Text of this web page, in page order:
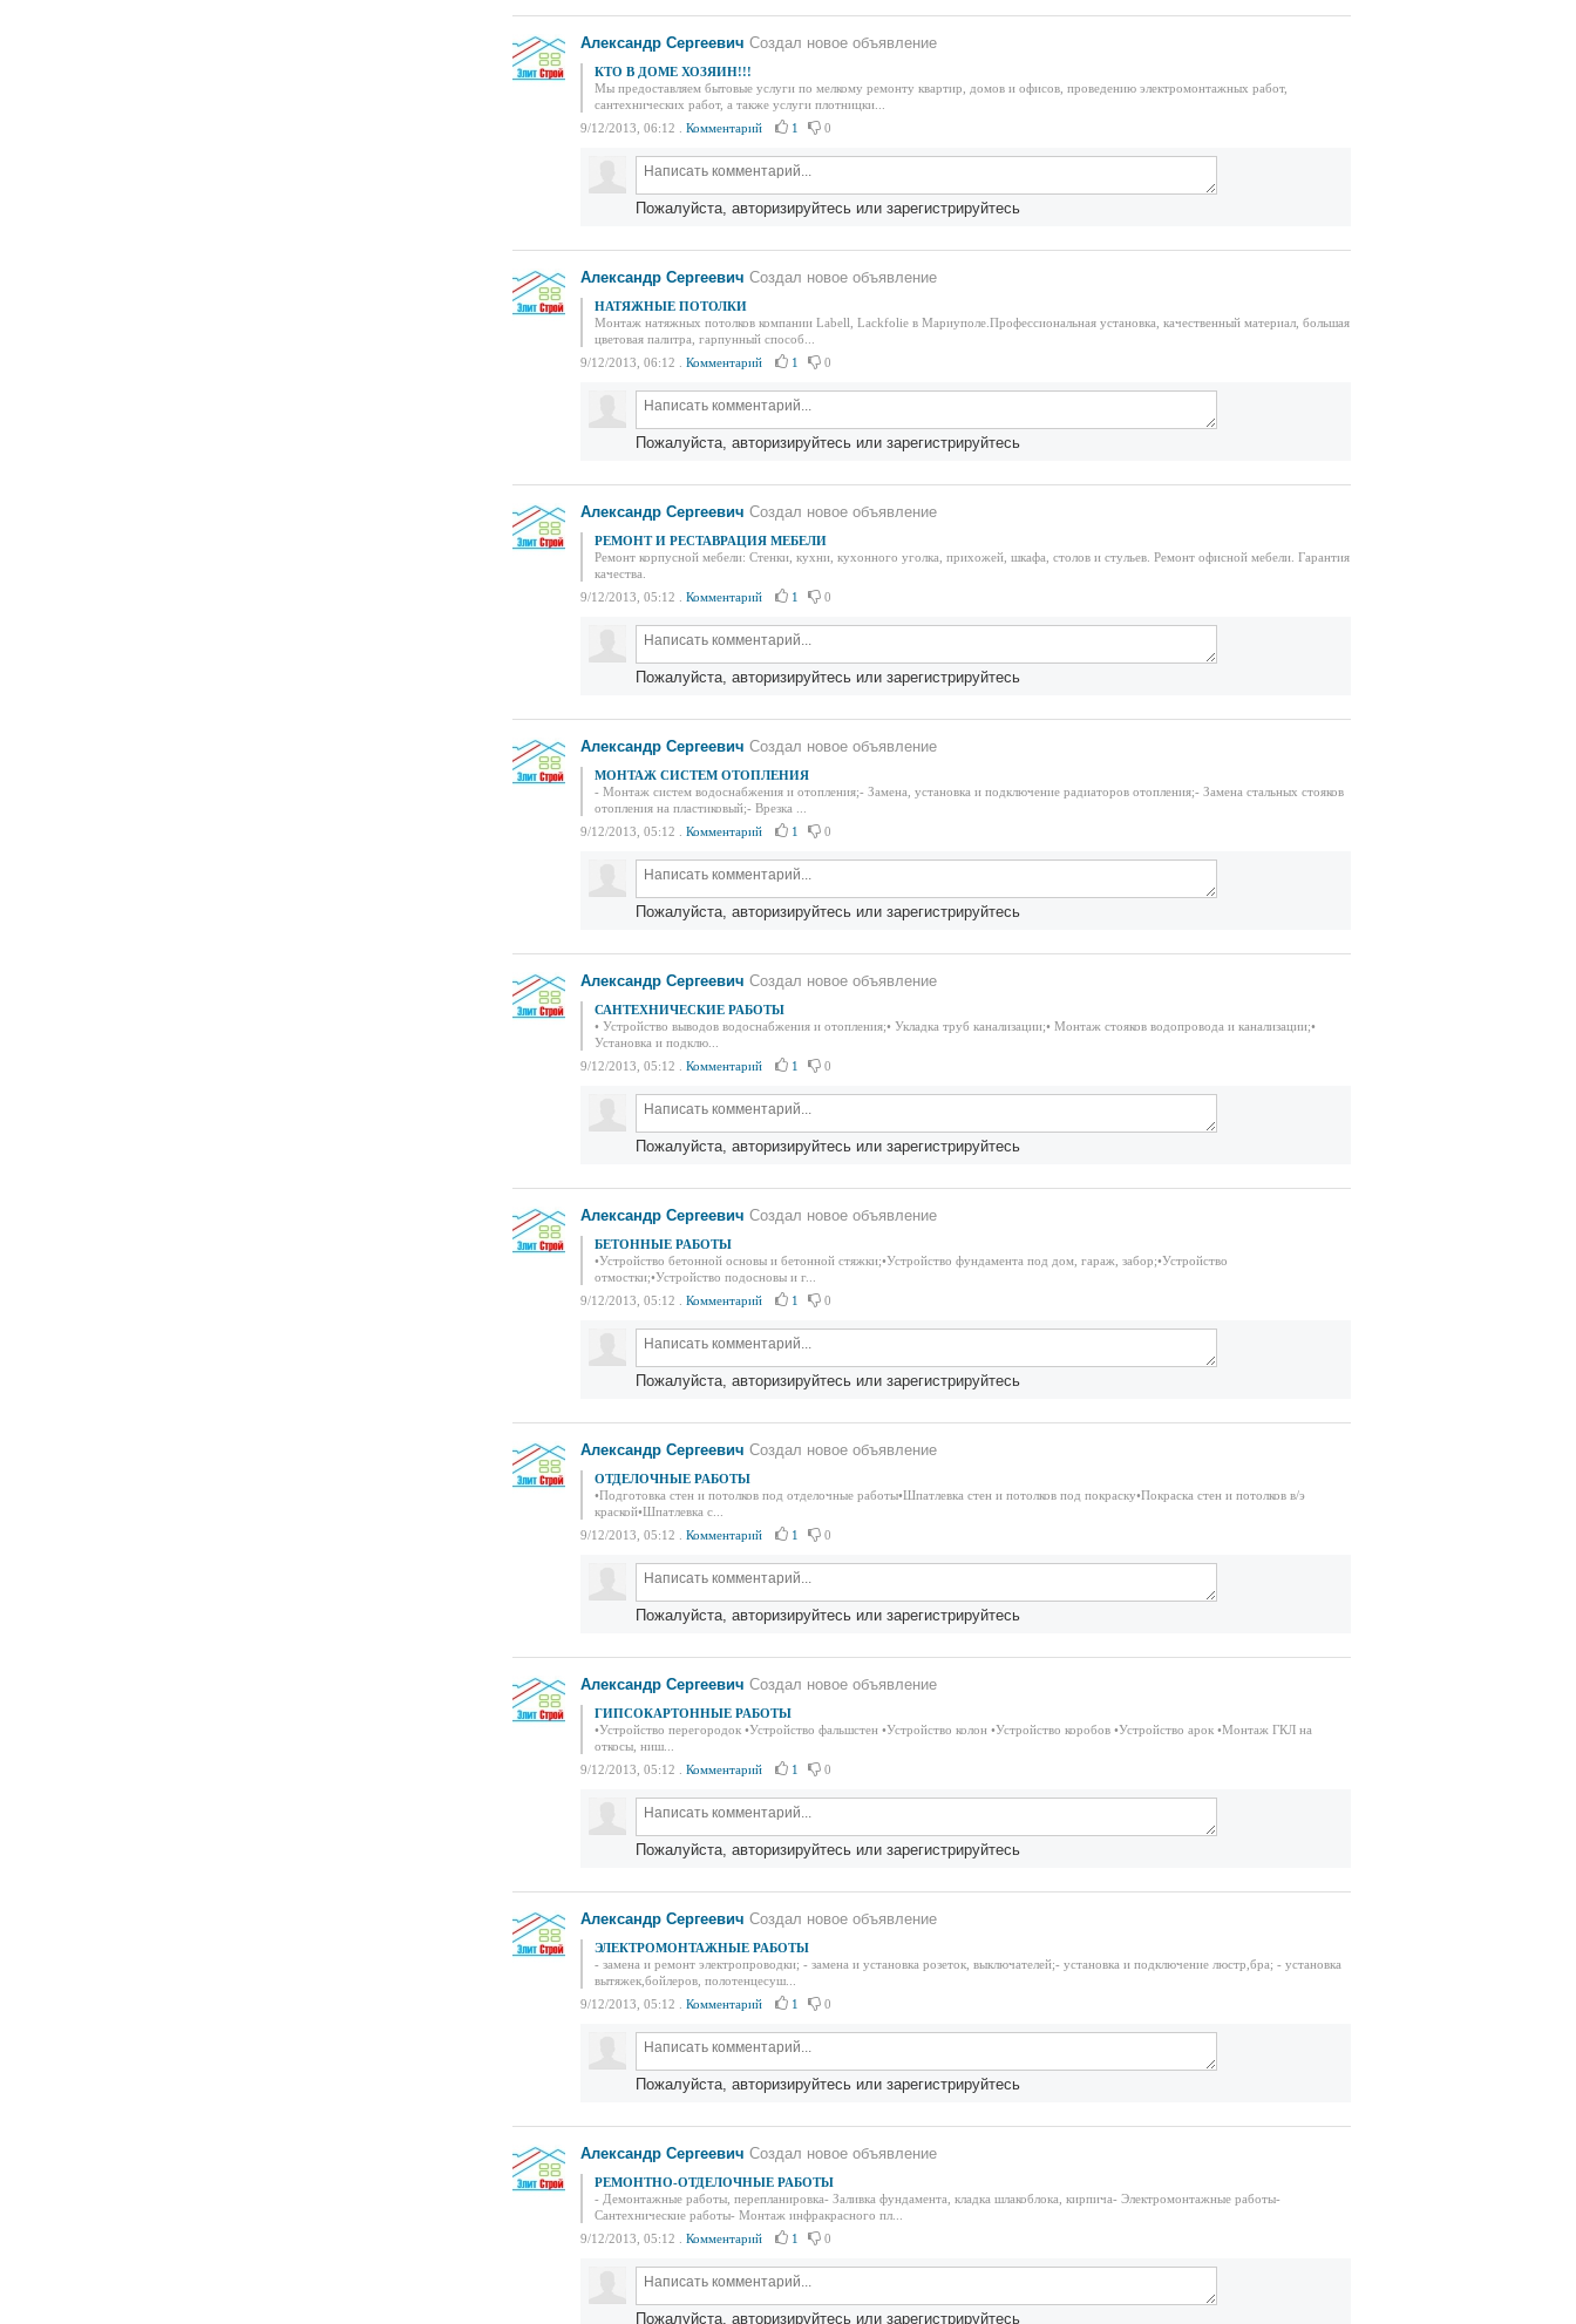
Александр Сергеевич Создал новое объявление
КТО В ДОМЕ ХОЗЯИН!!!
Мы предоставляем бытовые услуги по мелкому ремонту квартир, домов и офисов, проведению электромонтажных работ,
сантехнических работ, а также услуги плотницки...
9/12/2013, 06:12
Комментарий 1 0
Пожалуйста, авторизируйтесь или зарегистрируйтесь
Александр Сергеевич Создал новое объявление
НАТЯЖНЫЕ ПОТОЛКИ
Монтаж натяжных потолков компании Labell, Lackfoliе в Мариуполе.Профессиональная установка, качественный материал, большая
цветовая палитра, гарпунный способ...
9/12/2013, 06:12
Комментарий 1 0
Пожалуйста, авторизируйтесь или зарегистрируйтесь
Александр Сергеевич Создал новое объявление
РЕМОНТ И РЕСТАВРАЦИЯ МЕБЕЛИ
Ремонт корпусной мебели: Стенки, кухни, кухонного уголка, прихожей, шкафа, столов и стульев. Ремонт офисной мебели. Гарантия
качества.
9/12/2013, 05:12
Комментарий 1 0
Пожалуйста, авторизируйтесь или зарегистрируйтесь
Александр Сергеевич Создал новое объявление
МОНТАЖ СИСТЕМ ОТОПЛЕНИЯ
- Монтаж систем водоснабжения и отопления;- Замена, установка и подключение радиаторов отопления;- Замена стальных стояков
отопления на пластиковый;- Врезка ...
9/12/2013, 05:12
Комментарий 1 0
Пожалуйста, авторизируйтесь или зарегистрируйтесь
Александр Сергеевич Создал новое объявление
САНТЕХНИЧЕСКИЕ РАБОТЫ
• Устройство выводов водоснабжения и отопления;• Укладка труб канализации;• Монтаж стояков водопровода и канализации;•
Установка и подклю...
9/12/2013, 05:12
Комментарий 1 0
Пожалуйста, авторизируйтесь или зарегистрируйтесь
Александр Сергеевич Создал новое объявление
БЕТОННЫЕ РАБОТЫ
•Устройство бетонной основы и бетонной стяжки;•Устройство фундамента под дом, гараж, забор;•Устройство
отмостки;•Устройство подосновы и г...
9/12/2013, 05:12
Комментарий 1 0
Пожалуйста, авторизируйтесь или зарегистрируйтесь
Александр Сергеевич Создал новое объявление
ОТДЕЛОЧНЫЕ РАБОТЫ
•Подготовка стен и потолков под отделочные работы•Шпатлевка стен и потолков под покраску•Покраска стен и потолков в/э
краской•Шпатлевка с...
9/12/2013, 05:12
Комментарий 1 0
Пожалуйста, авторизируйтесь или зарегистрируйтесь
Александр Сергеевич Создал новое объявление
ГИПСОКАРТОННЫЕ РАБОТЫ
•Устройство перегородок •Устройство фальшстен •Устройство колон •Устройство коробов •Устройство арок •Монтаж ГКЛ на
откосы, ниш...
9/12/2013, 05:12
Комментарий 1 0
Пожалуйста, авторизируйтесь или зарегистрируйтесь
Александр Сергеевич Создал новое объявление
ЭЛЕКТРОМОНТАЖНЫЕ РАБОТЫ
- замена и ремонт электропроводки; - замена и установка розеток, выключателей;- установка и подключение люстр,бра; - установка
вытяжек,бойлеров, полотенцесуш...
9/12/2013, 05:12
Комментарий 1 0
Пожалуйста, авторизируйтесь или зарегистрируйтесь
Александр Сергеевич Создал новое объявление
РЕМОНТНО-ОТДЕЛОЧНЫЕ РАБОТЫ
- Демонтажные работы, перепланировка- Заливка фундамента, кладка шлакоблока, кирпича- Электромонтажные работы-
Сантехнические работы- Монтаж инфракрасного пл...
9/12/2013, 05:12
Комментарий 1 0
Пожалуйста, авторизируйтесь или зарегистрируйтесь